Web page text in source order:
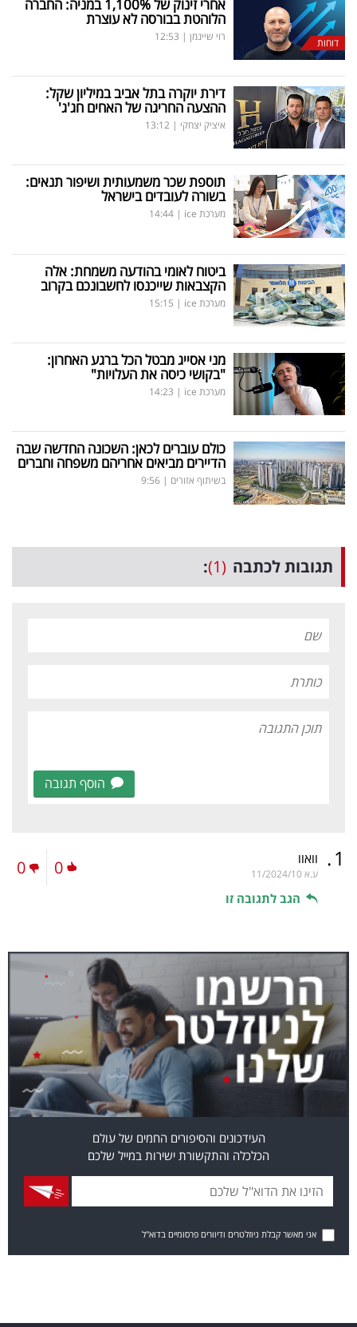
דוחות
אחרי זינוק של 1,100% במניה: החברה
הלוהטת בבורסה לא עוצרת
רוי שיינמן |
12:53
דירת יוקרה בתל אביב במיליון שקל:
ההצעה החריגה של האחים חג'ג'
איציק יצחקי |
13:12
תוספת שכר משמעותית ושיפור תנאים:
בשורה לעובדים בישראל
מערכת ice |
14:44
ביטוח לאומי בהודעה משמחת: אלה
הקצבאות שייכנסו לחשבונכם בקרוב
מערכת ice |
15:15
מני אסייג מבטל הכל ברגע האחרון:
"בקושי כיסה את העלויות"
מערכת ice |
14:23
כולם עוברים לכאן: השכונה החדשה שבה
הדיירים מביאים אחריהם משפחה וחברים
בשיתוף אזורים |
9:56
תגובות לכתבה (1)
:
הוסף תגובה
1
. וואוו
ע.א 11/2024/10
הגב לתגובה זו
0
0
העידכונים והסיפורים החמים של עולם
הכלכלה והתקשורת ישירות במייל שלכם
אני מאשר קבלת ניוזלטרים ודיוורים פרסומיים בדוא"ל